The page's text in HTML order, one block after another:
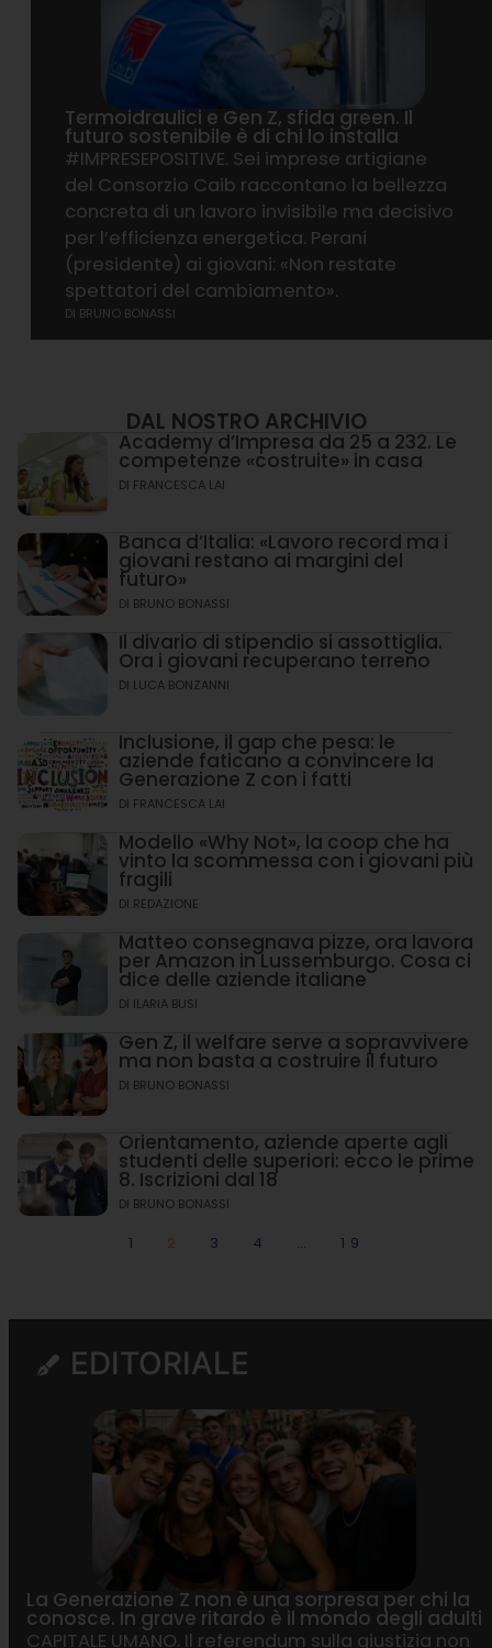
Termoidraulici e Gen Z, sfida green. Il
futuro sostenibile è di chi lo installa
#IMPRESEPOSITIVE. Sei imprese artigiane
del Consorzio Caib raccontano la bellezza
concreta di un lavoro invisibile ma decisivo
per l’efficienza energetica. Perani
(presidente) ai giovani: «Non restate
spettatori del cambiamento».
DI BRUNO BONASSI
DAL NOSTRO ARCHIVIO
Academy d’Impresa da 25 a 232. Le
competenze «costruite» in casa
DI FRANCESCA LAI
Banca d’Italia: «Lavoro record ma i
giovani restano ai margini del
futuro»
DI BRUNO BONASSI
Il divario di stipendio si assottiglia.
Ora i giovani recuperano terreno
DI LUCA BONZANNI
Inclusione, il gap che pesa: le
aziende faticano a convincere la
Generazione Z con i fatti
DI FRANCESCA LAI
Modello «Why Not», la coop che ha
vinto la scommessa con i giovani più
fragili
DI REDAZIONE
Matteo consegnava pizze, ora lavora
per Amazon in Lussemburgo. Cosa ci
dice delle aziende italiane
DI ILARIA BUSI
Gen Z, il welfare serve a sopravvivere
ma non basta a costruire il futuro
DI BRUNO BONASSI
Orientamento, aziende aperte agli
studenti delle superiori: ecco le prime
8. Iscrizioni dal 18
DI BRUNO BONASSI
1 2 3 4 … 19
EDITORIALE
La Generazione Z non è una sorpresa per chi la
conosce. In grave ritardo è il mondo degli adulti
CAPITALE UMANO. Il referendum sulla giustizia non